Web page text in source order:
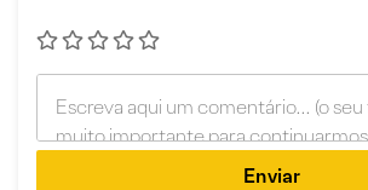
Enviar